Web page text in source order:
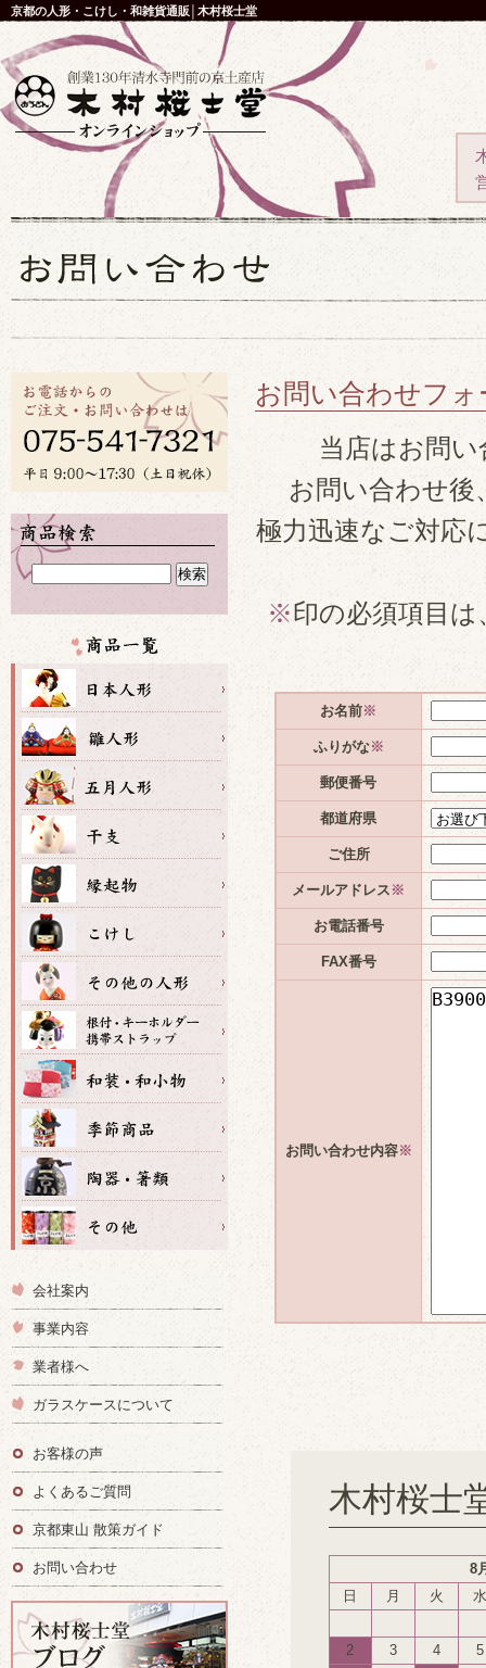
京都の人形・こけし・和雑貨通販│木村桜士堂
お問い合わせフォ
当店はお問
お問い合わせ後
極力迅速なご対応
※印の必須項目
お名前※
ふりがな※
郵便番号
都道府県
ご住所
メールアドレス ※
お電話番号
FAX番号
お問い合わせ内容※
木村桜士
8
日
月 火 水
2 3 4
5
会社案内
事業内容
業者様へ
ガラスケースについて
お客様の声
よくあるご質問
京都東山 散策ガイド
お問い合わせ